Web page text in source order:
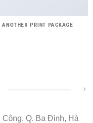
ANOTHER PRINT PACKAGE
Công, Q. Ba Đình, Hà